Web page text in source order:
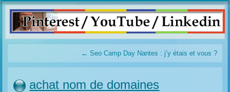
← Seo Camp Day Nantes : j’y étais et vous ?
achat nom de domaines